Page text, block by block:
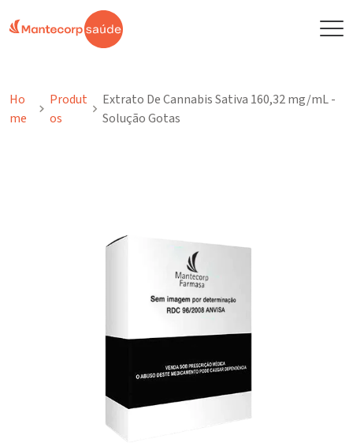
Ho
me
Produt
Os
Extrato De Cannabis Sativa 160,32 mg/mL -
Solução Gotas